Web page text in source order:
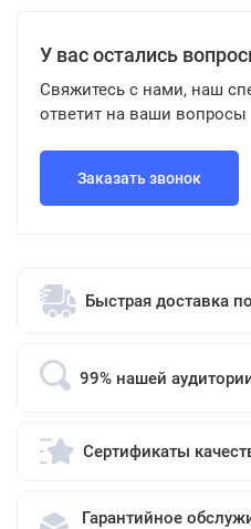
У вас остались
Свяжитесь с нами, наш
ответит на ваши вопросы
Заказать звонок
Быстрая доставка
99% нашей
Сертификаты
Гарантийное